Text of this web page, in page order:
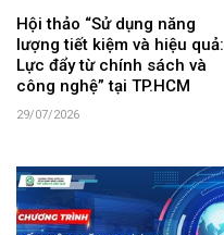
Hội thảo “Sử dụng năng
lượng tiết kiệm và hiệu quả:
Lực đẩy từ chính sách và
công nghệ” tại TP.HCM
29/07/2026